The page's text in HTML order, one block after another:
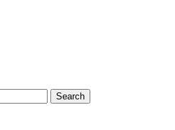
Search